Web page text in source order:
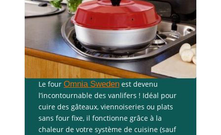
Le four Omnia Swedenest devenu
l’incontournable des vanlifers ! Idéal pour
cuire des gâteaux, viennoiseries ou plats
sans four fixe, il fonctionne grâce à la
chaleur de votre système de cuisine (sauf